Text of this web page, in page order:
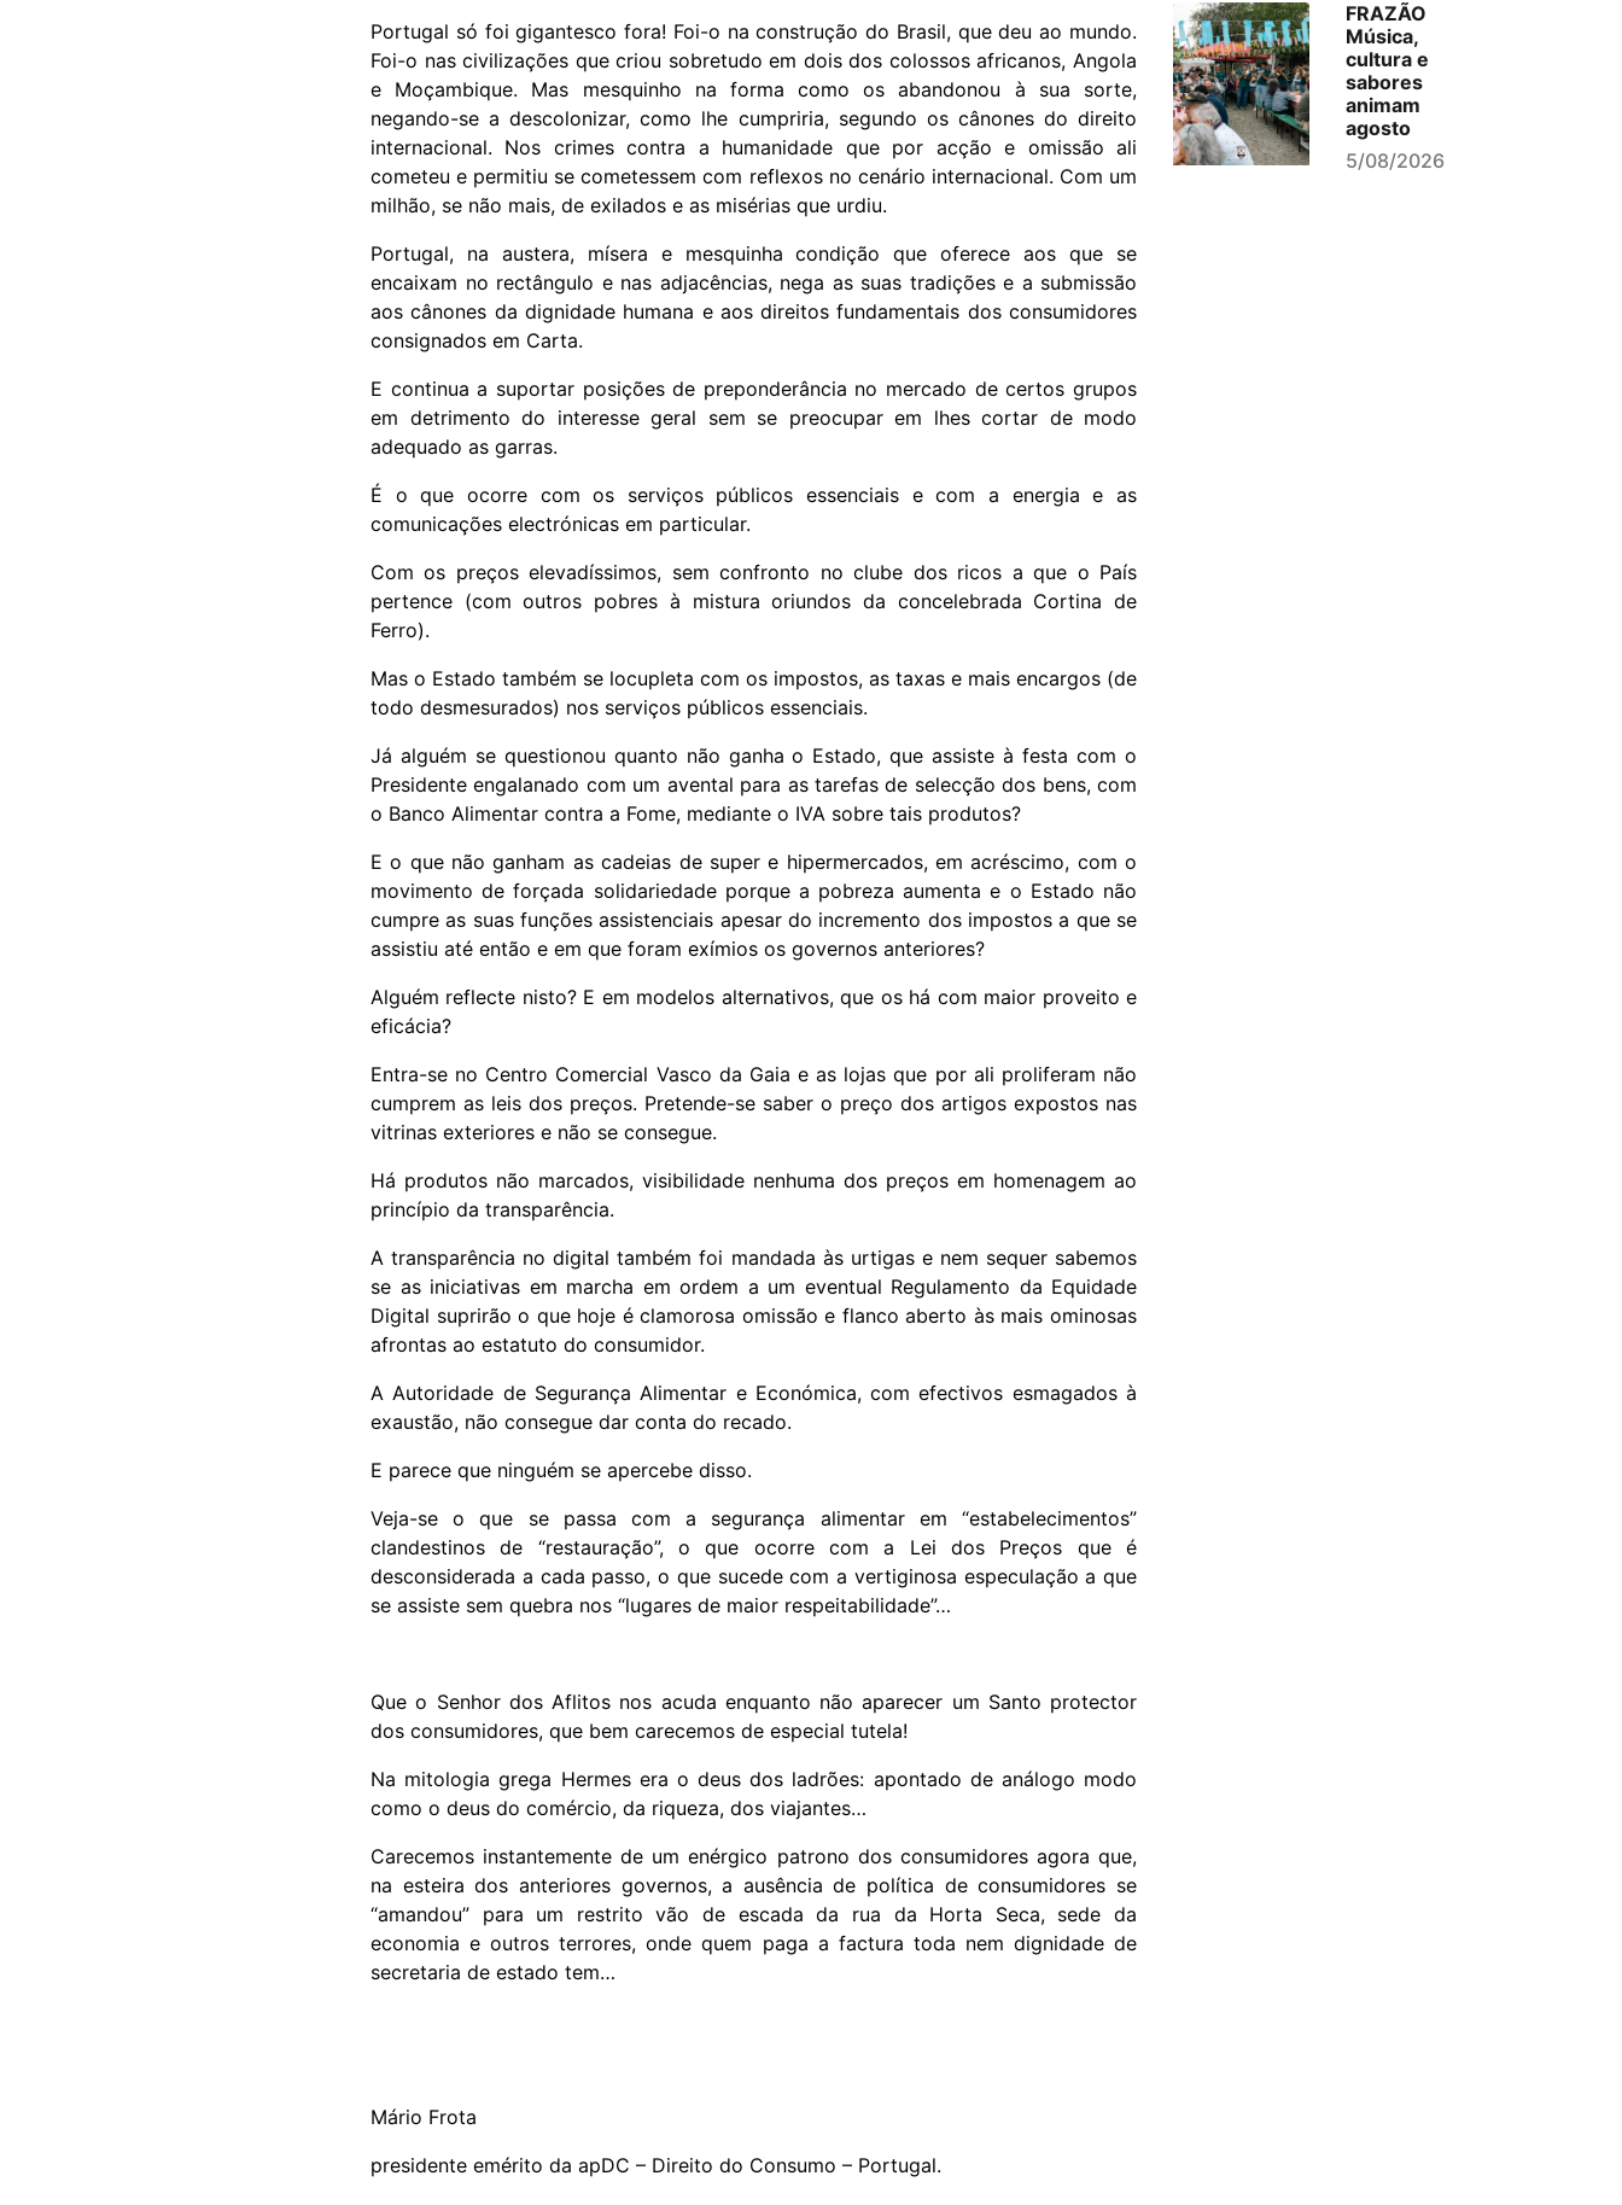
Portugal só foi gigantesco fora! Foi-o na construção do Brasil, que deu ao mundo.
Foi-o nas civilizações que criou sobretudo em dois dos colossos africanos, Angola
e Moçambique. Mas mesquinho na forma como os abandonou à sua sorte,
negando-se a descolonizar, como lhe cumpriria, segundo os cânones do direito
internacional. Nos crimes contra a humanidade que por acção e omissão ali
cometeu e permitiu se cometessem com reflexos no cenário internacional. Com um
milhão, se não mais, de exilados e as misérias que urdiu.
Portugal, na austera, mísera e mesquinha condição que oferece aos que se
encaixam no rectângulo e nas adjacências, nega as suas tradições e a submissão
aos cânones da dignidade humana e aos direitos fundamentais dos consumidores
consignados em Carta.
E continua a suportar posições de preponderância no mercado de certos grupos
em detrimento do interesse geral sem se preocupar em lhes cortar de modo
adequado as garras.
É o que ocorre com os serviços públicos essenciais e com a energia e as
comunicações electrónicas em particular.
Com os preços elevadíssimos, sem confronto no clube dos ricos a que o País
pertence (com outros pobres à mistura oriundos da concelebrada Cortina de
Ferro).
Mas o Estado também se locupleta com os impostos, as taxas e mais encargos (de
todo desmesurados) nos serviços públicos essenciais.
Já alguém se questionou quanto não ganha o Estado, que assiste à festa com o
Presidente engalanado com um avental para as tarefas de selecção dos bens, com
o Banco Alimentar contra a Fome, mediante o IVA sobre tais produtos?
E o que não ganham as cadeias de super e hipermercados, em acréscimo, com o
movimento de forçada solidariedade porque a pobreza aumenta e o Estado não
cumpre as suas funções assistenciais apesar do incremento dos impostos a que se
assistiu até então e em que foram exímios os governos anteriores?
Alguém reflecte nisto? E em modelos alternativos, que os há com maior proveito e
eficácia?
Entra-se no Centro Comercial Vasco da Gaia e as lojas que por ali proliferam não
cumprem as leis dos preços. Pretende-se saber o preço dos artigos expostos nas
vitrinas exteriores e não se consegue.
Há produtos não marcados, visibilidade nenhuma dos preços em homenagem ao
princípio da transparência.
A transparência no digital também foi mandada às urtigas e nem sequer sabemos
se as iniciativas em marcha em ordem a um eventual Regulamento da Equidade
Digital suprirão o que hoje é clamorosa omissão e flanco aberto às mais ominosas
afrontas ao estatuto do consumidor.
A Autoridade de Segurança Alimentar e Económica, com efectivos esmagados à
exaustão, não consegue dar conta do recado.
E parece que ninguém se apercebe disso.
Veja-se o que se passa com a segurança alimentar em “estabelecimentos”
clandestinos de “restauração”, o que ocorre com a Lei dos Preços que é
desconsiderada a cada passo, o que sucede com a vertiginosa especulação a que
se assiste sem quebra nos “lugares de maior respeitabilidade”…
Que o Senhor dos Aflitos nos acuda enquanto não aparecer um Santo protector
dos consumidores, que bem carecemos de especial tutela!
Na mitologia grega Hermes era o deus dos ladrões: apontado de análogo modo
como o deus do comércio, da riqueza, dos viajantes…
Carecemos instantemente de um enérgico patrono dos consumidores agora que,
na esteira dos anteriores governos, a ausência de política de consumidores se
“amandou” para um restrito vão de escada da rua da Horta Seca, sede da
economia e outros terrores, onde quem paga a factura toda nem dignidade de
secretaria de estado tem…
Mário Frota
presidente emérito da apDC – Direito do Consumo – Portugal.
FRAZÃO
Música,
cultura e
sabores
animam
agosto
5/08/2026